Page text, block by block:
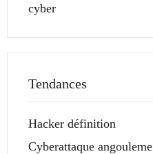
cyber
Tendances
Hacker définition
Cyberattaque angouleme